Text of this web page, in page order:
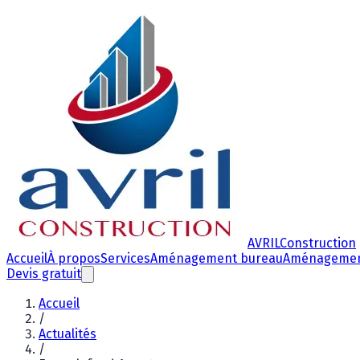
AVRILConstruction
AccueilÀ proposServicesAménagement bureau
Devis gratuit
Accueil
/
Actualités
/